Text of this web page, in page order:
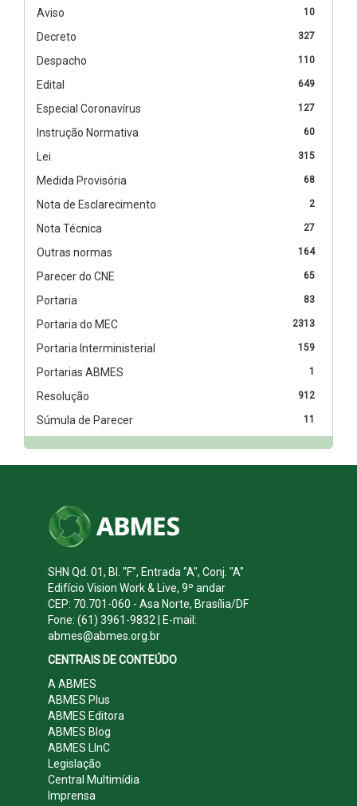
10
Aviso
327
Decreto
110
Despacho
649
Edital
127
Especial Coronavírus
60
Instrução Normativa
315
Lei
68
Medida Provisória
2
Nota de Esclarecimento
27
Nota Técnica
164
Outras normas
65
Parecer do CNE
83
Portaria
2313
Portaria do MEC
159
Portaria Interministerial
1
Portarias ABMES
912
Resolução
11
Súmula de Parecer
SHN Qd. 01, Bl. "F", Entrada "A", Conj. "A"
Edifício Vision Work & Live, 9º andar
CEP: 70.701-060 - Asa Norte, Brasília/DF
Fone: (61) 3961-9832 | E-mail:
abmes@abmes.org.br
CENTRAIS DE CONTEÚDO
A ABMES
ABMES Plus
ABMES Editora
ABMES Blog
ABMES LInC
Legislação
Central Multimídia
Imprensa